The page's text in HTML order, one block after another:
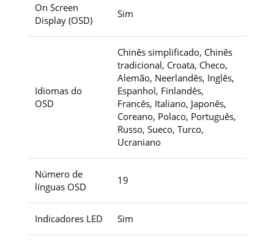
On Screen
Display (OSD)
Sim
Idiomas do
OSD
Chinês simplificado, Chinês
tradicional, Croata, Checo,
Alemão, Neerlandês, Inglês,
Espanhol, Finlandês,
Francês, Italiano, Japonês,
Coreano, Polaco, Português,
Russo, Sueco, Turco,
Ucraniano
Número de
línguas OSD
19
Indicadores LED Sim